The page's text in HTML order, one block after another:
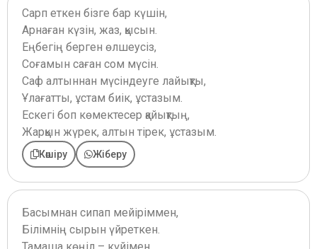
Сарп еткен бізге бар күшін,
Арнаған күзін, жаз, қысын.
Еңбегің берген өлшеусіз,
Соғамын саған сом мүсін.
Саф алтыннан мүсіндеуге лайықты,
Ұлағатты, ұстам биік, ұстазым.
Ескегі боп көмектесер қайықтың,
Жарқын жүрек, алтын тірек, ұстазым.
Көшіру Жіберу
Басымнан сипап мейіріммен,
Білімнің сырын үйреткен.